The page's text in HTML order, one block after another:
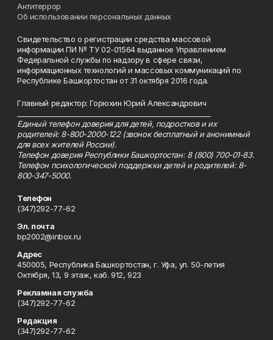
Антитеррор
Об использовании персональных данных
Свидетельство о регистрации средства массовой
информации ПИ № ТУ 02-01564 выданное Управлением
Федеральной службы по надзору в сфере связи,
информационных технологий и массовых коммуникаций по
Республике Башкортостан от 31 октября 2016 года.
Главный редактор: Горюхин Юрий Александрович
Единый телефон доверия для детей, подростков и их
родителей: 8-800-2000-122 (звонок бесплатный и анонимный
для всех жителей России).
Телефон доверия Республики Башкортостан: 8 (800) 700-01-83.
Телефон психологической поддержки детей и родителей: 8-
800-347-5000.
Телефон
(347)292-77-62
Эл. почта
bp2002@inbox.ru
Адрес
450005, Республика Башкортостан, г. Уфа, ул. 50-летия
Октября, 13, 9 этаж, каб. 912, 923
Рекламная служба
(347)292-77-62
Редакция
(347)292-77-62